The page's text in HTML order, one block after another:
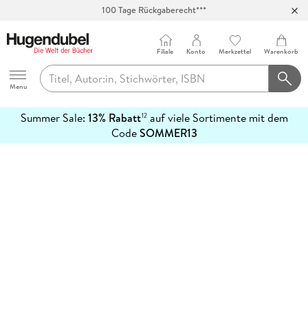
100 Tage Rückgaberecht***
Hugendubel
Menu
Filiale Konto Merkzettel Warenkorb
Summer Sale: 13% Rabatt12auf viele Sortimente mit dem
CodeSOMMER13
erfahren